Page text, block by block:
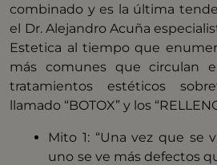
combinado y es la última
el Dr. Alejandro Acuña
Estetica al tiempo que
más comunes que circulan
tratamientos estéticos
llamado “BOTOX” y los
Mito 1: “Una vez que se
uno se ve más defectos